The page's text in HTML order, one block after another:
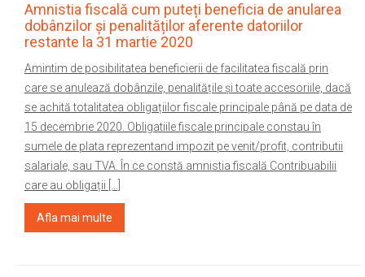
Amnistia fiscală cum puteți beneficia de anularea
dobânzilor și penalităților aferente datoriilor
restante la 31 martie 2020
Amintim de posibilitatea beneficierii de facilitatea fiscală prin
care se anulează dobânzile, penalitățile și toate accesoriile, dacă
se achită totalitatea obligațiilor fiscale principale până pe data de
15 decembrie 2020. Obligatiile fiscale principale constau în
sumele de plata reprezentand impozit pe venit/profit, contributii
salariale, sau TVA. În ce constă amnistia fiscală Contribuabilii
care au obligații […]
Afla mai multe